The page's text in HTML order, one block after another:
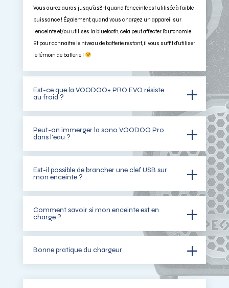
Vous aurez auras jusqu’à 28H quand l’enceinte est utilisée à faible
puissance ! Également, quand vous chargez un appareil sur
l’enceinte et/ou utilises la bluetooth, cela peut affecter l’autonomie.
Et pour connaitre le niveau de batterie restant, il vous suffit d’utiliser
le témoin de batterie !
Est-ce que la VOODOO+ PRO EVO résiste
au froid ?
Peut-on immerger la sono VOODOO Pro
dans l'eau ?
Est-il possible de brancher une clef USB sur
mon enceinte ?
Comment savoir si mon enceinte est en
charge ?
Bonne pratique du chargeur